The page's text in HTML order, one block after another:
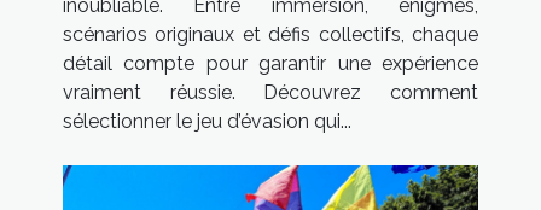
inoubliable. Entre immersion, énigmes,
scénarios originaux et défis collectifs, chaque
détail compte pour garantir une expérience
vraiment réussie. Découvrez comment
sélectionner le jeu d’évasion qui...